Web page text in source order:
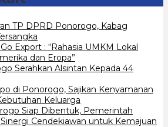
TP DPRD Ponorogo, Kabag
Export : “Rahasia UMKM Lokal
dan Eropa”
Serahkan Alsintan Kepada 44
di Ponorogo, Sajikan Kenyamanan
Keluarga
Siap Dibentuk, Pemerintah
Cendekiawan untuk Kemajuan